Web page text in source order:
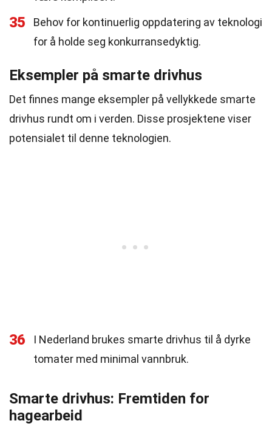
35
Behov for kontinuerlig oppdatering av teknologi
for å holde seg konkurransedyktig.
Eksempler på smarte drivhus
Det finnes mange eksempler på vellykkede smarte
drivhus rundt om i verden. Disse prosjektene viser
potensialet til denne teknologien.
36
I Nederland brukes smarte drivhus til å dyrke
tomater med minimal vannbruk.
Smarte drivhus: Fremtiden for
hagearbeid